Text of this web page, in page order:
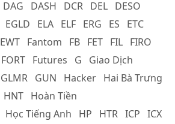
DAG DASH DCR DEL DESO
EGLD ELA ELF ERG ES
ETC
EWT Fantom FB FET FIL FIRO
FORT Futures G
Giao Dịch
GLMR GUN Hacker Hai Bà Trưng
HNT Hoàn Tiền
Học Tiếng Anh HP HTR ICP ICX